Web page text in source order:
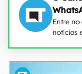
Entre
notícias